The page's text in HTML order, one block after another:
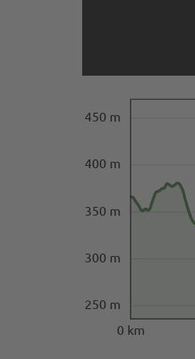
0 km
250 m
300 m
350 m
400 m
450 m